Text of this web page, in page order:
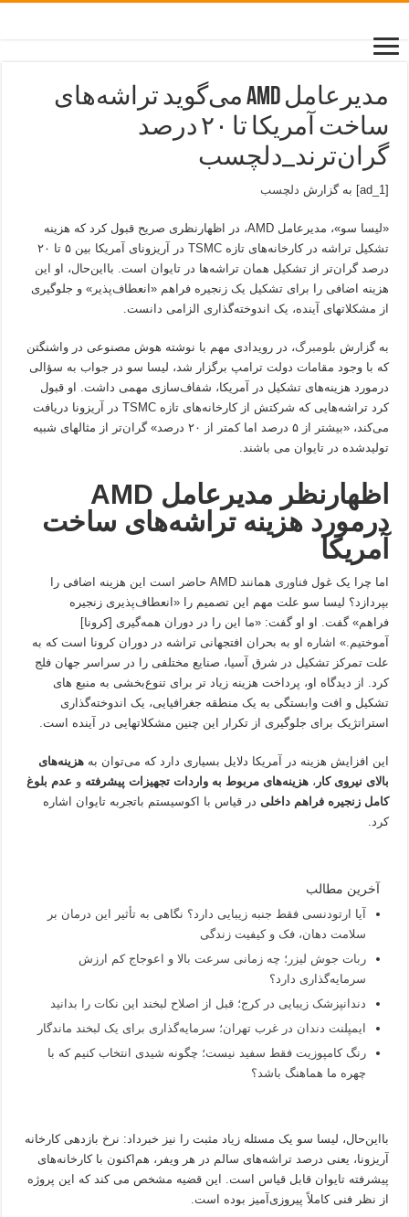
مدیرعامل AMD می‌گوید تراشه‌های
ساخت آمریکا تا ۲۰ درصد
گران‌ترند_دلچسب
[ad_1] به گزارش دلچسب
«لیسا سو»، مدیرعامل AMD، در اظهارنظری صریح قبول کرد که هزینه
تشکیل تراشه در کارخانه‌های تازه TSMC در آریزونای آمریکا بین ۵ تا ۲۰
درصد گران‌تر از تشکیل همان تراشه‌ها در تایوان است. بااین‌حال، او این
هزینه اضافی را برای تشکیل یک زنجیره فراهم «انعطاف‌پذیر» و جلوگیری
از مشکلاتهای آینده، یک اندوخته‌گذاری الزامی دانست.
به گزارش بلومبرگ، در رویدادی مهم با نوشته هوش مصنوعی در واشنگتن
که با وجود مقامات دولت ترامپ برگزار شد، لیسا سو در جواب به سؤالی
درمورد هزینه‌های تشکیل در آمریکا، شفاف‌سازی مهمی داشت. او قبول
کرد تراشه‌هایی که شرکتش از کارخانه‌های تازه TSMC در آریزونا دریافت
می‌کند، «بیشتر از ۵ درصد اما کمتر از ۲۰ درصد» گران‌تر از مثالهای شبیه
تولیدشده در تایوان می باشند.
اظهارنظر مدیرعامل AMD
درمورد هزینه تراشه‌های ساخت
آمریکا
اما چرا یک غولفناوری
همانند AMD حاضر است این هزینه اضافی را
بپردازد؟ لیسا سو علت مهم این تصمیم را «انعطاف‌پذیری زنجیره
فراهم» گفت. او او گفت: «ما این را در دوران همه‌گیری [کرونا]
آموختیم.» اشاره او به بحران افتجهانی تراشه در دوران کرونا است که به
علت تمرکز تشکیل در شرق آسیا، صنایع مختلفی را در سراسر جهان فلج
کرد. از دیدگاه او، پرداخت هزینه زیاد تر برای تنوع‌بخشی به منبع های
تشکیل و افت وابستگی به یک منطقه جغرافیایی، یک اندوخته‌گذاری
استراتژیک برای جلوگیری از تکرار این چنین مشکلاتهایی در آینده است.
این افزایش هزینه در آمریکا دلایل بسیاری دارد که می‌توان بههزینه‌های
بالای نیروی کار ،هزینه‌های مربوط به واردات تجهیزات پیشرفته و عدم بلوغ
کامل زنجیره فراهم داخلی در قیاس با اکوسیستم باتجربه تایوان اشاره
کرد.
آخرین مطالب
آیا ارتودنسی فقط جنبه زیبایی دارد؟ نگاهی به تأثیر این درمان بر
سلامت دهان، فک و کیفیت زندگی
ربات جوش لیزر؛ چه زمانی سرعت بالا و اعوجاج کم ارزش
سرمایه‌گذاری دارد؟
دندانپزشک زیبایی در کرج؛ قبل از اصلاح لبخند این نکات را بدانید
ایمپلنت دندان در غرب تهران؛ سرمایه‌گذاری برای یک لبخند ماندگار
رنگ کامپوزیت فقط سفید نیست؛ چگونه شیدی انتخاب کنیم که با
چهره ما هماهنگ باشد؟
بااین‌حال، لیسا سو یک مسئله زیاد مثبت را نیز خبرداد: نرخ بازدهی کارخانه
آریزونا، یعنی درصد تراشه‌های سالم در هر ویفر، هم‌اکنون با کارخانه‌های
پیشرفته تایوان قابل قیاس است. این قضیه مشخص می کند که این پروژه
از نظر فنی کاملاً پیروزی‌آمیز بوده است.